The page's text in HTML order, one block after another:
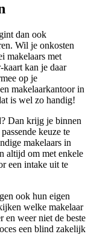
dan ook
Wil je onkosten
makelaars met
kan je daar
op je
makelaarkantoor in
is wel zo handig!
Dan krijg je binnen
keuze te
makelaars in
altijd om met enkele
een intake uit te
ook hun eigen
welke makelaar
en weer niet de beste
een blind zakelijk